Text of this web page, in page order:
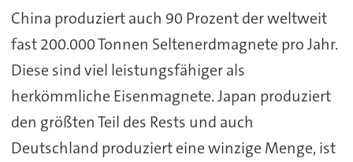
China produziert auch 90 Prozent der weltweit
fast 200.000 Tonnen Seltenerdmagnete pro Jahr.
Diese sind viel leistungsfähiger als
herkömmliche Eisenmagnete. Japan produziert
den größten Teil des Rests und auch
Deutschland produziert eine winzige Menge, ist